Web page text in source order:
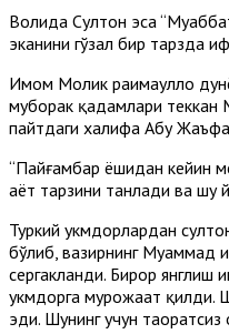
Волида Султон эса
эканини гўзал бир тарзда
Имом Молик раҳимаҳуллоҳ
муборак қадамлари теккан
пайтдаги халифа Абу
“Пайғамбар ёшидан кейин
ҳаёт тарзини танлади ва
Туркий ҳукмдорлардан
бўлиб, вазирнинг Муҳаммад
сергакланди. Бирор янглиш
ҳукмдорга мурожаат қилди.
эди. Шунинг учун